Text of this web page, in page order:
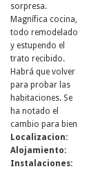
sorpresa.
Magnífica cocina,
todo remodelado
y estupendo el
trato recibido.
Habrá que volver
para probar las
habitaciones. Se
ha notado el
cambio para bien
Localizacion:
Alojamiento:
Instalaciones: